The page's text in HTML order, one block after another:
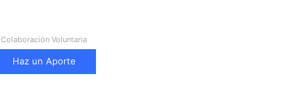
Colaboración Voluntaria
Haz un Aporte